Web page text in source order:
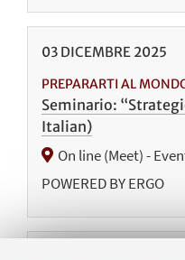
03 DICEMBRE 2025
PREPARARTI AL
Seminario:
Italian)
On line (Meet) -
POWERED BY ERGO